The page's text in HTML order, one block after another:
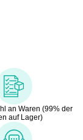
an Waren (99% der
auf Lager)